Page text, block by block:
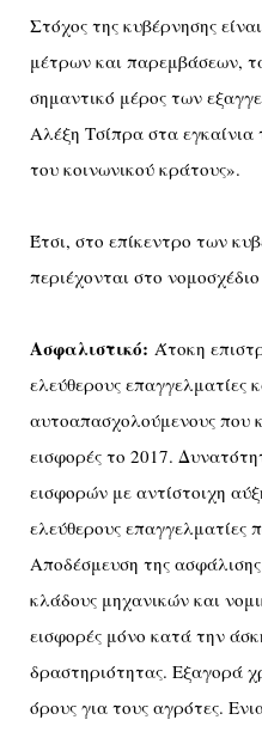
Στόχος της κυβέρνησης
μέτρων και παρεμβάσεων,
σημαντικό μέρος των
Αλέξη Τσίπρα στα εγκαίνια
του κοινωνικού κράτους».
Έτσι, στο επίκεντρο των
περιέχονται στο
Ασφαλιστικό: Άτοκη
ελεύθερους επαγγελματίες
αυτοαπασχολούμενους που
εισφορές το 2017.
εισφορών με αντίστοιχη
ελεύθερους επαγγελματίες
Αποδέσμευση της
κλάδους μηχανικών και
εισφορές μόνο κατά την
δραστηριότητας. Εξαγορά
όρους για τους αγρότες.